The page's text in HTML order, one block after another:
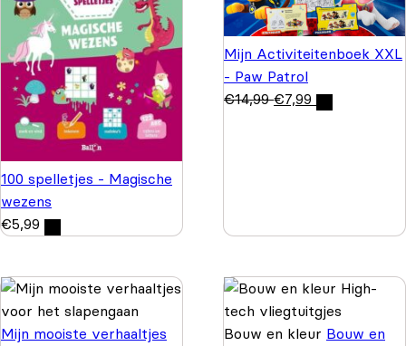
100 spelletjes - Magische
wezens
€5,99
Mijn Activiteitenboek XXL
- Paw Patrol
€14,99 €7,99
Mijn mooiste verhaaltjes
Bouw en kleur Bouw en